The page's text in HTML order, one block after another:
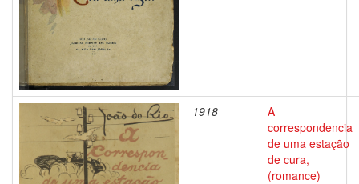
1918
A
correspondencia
de uma estação
de cura,
(romance)